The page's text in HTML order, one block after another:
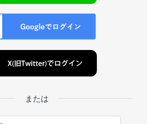
または